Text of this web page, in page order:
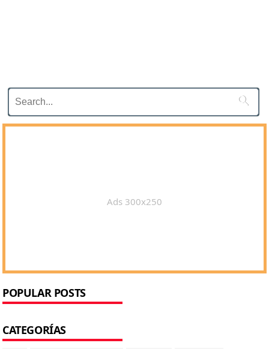

Ads 300x250
POPULAR POSTS
CATEGORÍAS